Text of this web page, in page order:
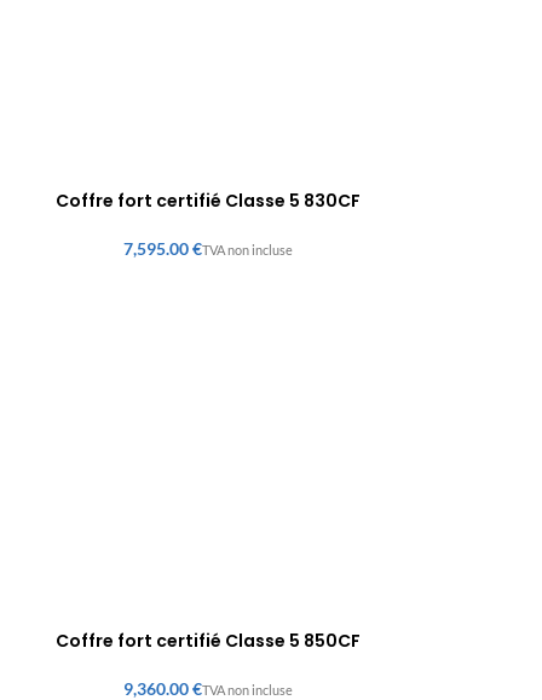
Coffre fort certifié Classe 5 830CF
€
Coffre fort certifié Classe 5 850CF
€